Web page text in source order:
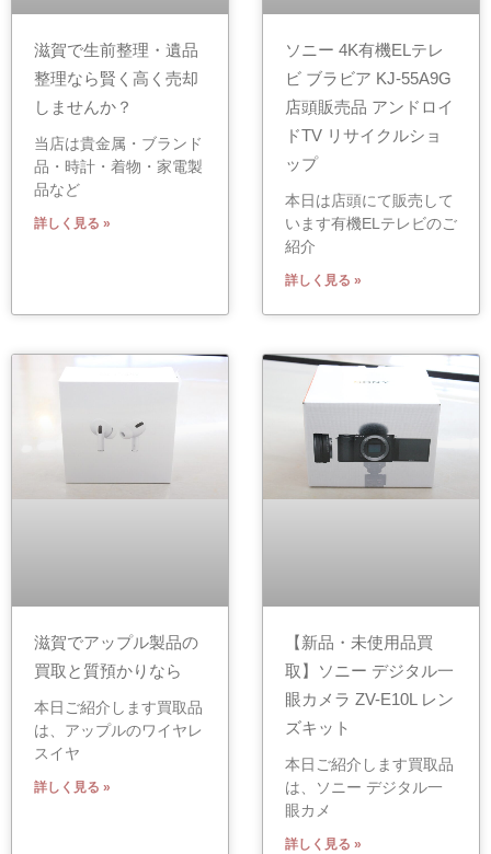
滋賀で生前整理・遺品
整理なら賢く高く売却
しませんか？
当店は貴金属・ブランド
品・時計・着物・家電製
品など
詳しく見る »
ソニー 4K有機ELテレ
ビ ブラビア KJ-55A9G
店頭販売品 アンドロイ
ドTV リサイクルショ
ップ
本日は店頭にて販売して
います有機ELテレビのご
紹介
詳しく見る »
滋賀でアップル製品の
買取と質預かりなら
本日ご紹介します買取品
は、アップルのワイヤレ
スイヤ
詳しく見る »
【新品・未使用品買
取】ソニー デジタル一
眼カメラ ZV-E10L レン
ズキット
本日ご紹介します買取品
は、ソニー デジタル一
眼カメ
詳しく見る »